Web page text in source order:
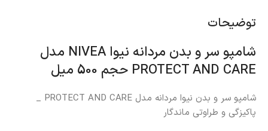
توضیحات
شامپو سر و بدن مردانه نیوا NIVEA مدل
PROTECT AND CARE حجم 500 میل
شامپو سر و بدن نیوا مردانه مدل PROTECT AND CARE _
پاکیزگی و طراوتی ماندگار